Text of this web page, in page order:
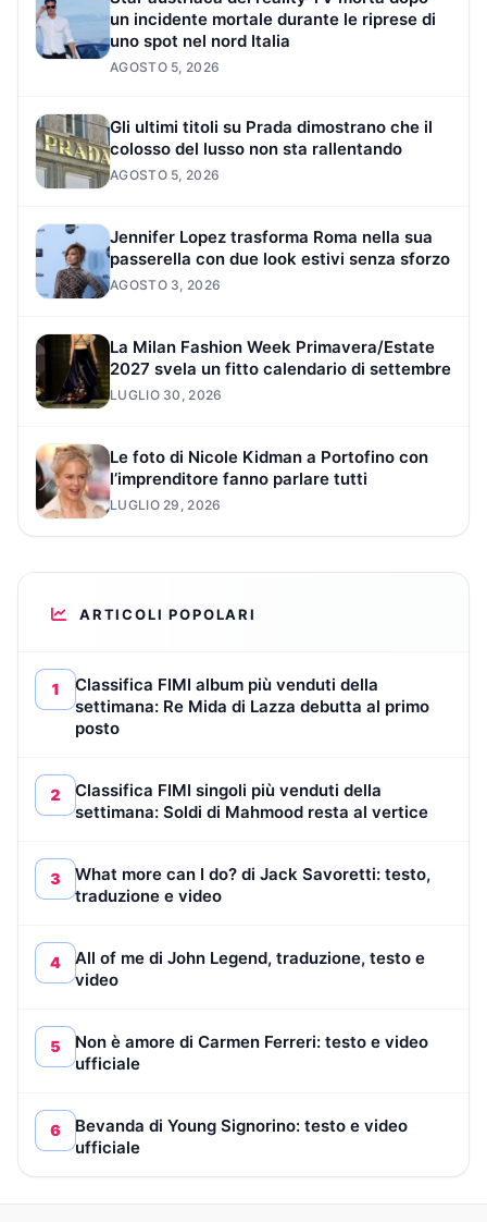
un incidente mortale durante le riprese di
uno spot nel nord Italia
AGOSTO 5, 2026
Gli ultimi titoli su Prada dimostrano che il
colosso del lusso non sta rallentando
AGOSTO 5, 2026
Jennifer Lopez trasforma Roma nella sua
passerella con due look estivi senza sforzo
AGOSTO 3, 2026
La Milan Fashion Week Primavera/Estate
2027 svela un fitto calendario di settembre
LUGLIO 30, 2026
Le foto di Nicole Kidman a Portofino con
l’imprenditore fanno parlare tutti
LUGLIO 29, 2026
ARTICOLI POPOLARI
1
Classifica FIMI album più venduti della
settimana: Re Mida di Lazza debutta al primo
posto
2
Classifica FIMI singoli più venduti della
settimana: Soldi di Mahmood resta al vertice
3
What more can I do? di Jack Savoretti: testo,
traduzione e video
4
All of me di John Legend, traduzione, testo e
video
5
Non è amore di Carmen Ferreri: testo e video
ufficiale
6
Bevanda di Young Signorino: testo e video
ufficiale